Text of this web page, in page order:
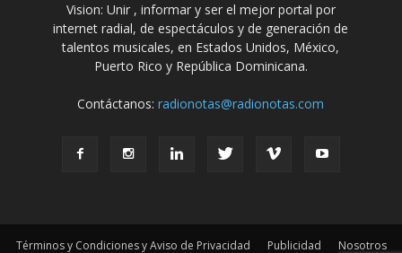
Vision: Unir , informar y ser el mejor portal por
internet radial, de espectáculos y de generación de
talentos musicales, en Estados Unidos, México,
Puerto Rico y República Dominicana.
Contáctanos:radionotas@radionotas.com
Términos y Condiciones y Aviso de Privacidad Publicidad Nosotros